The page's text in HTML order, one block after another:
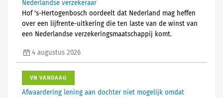
Nederlandse verzekeraar
Hof 's-Hertogenbosch oordeelt dat Nederland mag heffen
over een lijfrente-uitkering die ten laste van de winst van
een Nederlandse verzekeringsmaatschappij komt.
4 augustus 2026
VN VANDAAG
Afwaardering lening aan dochter niet mogelijk omdat